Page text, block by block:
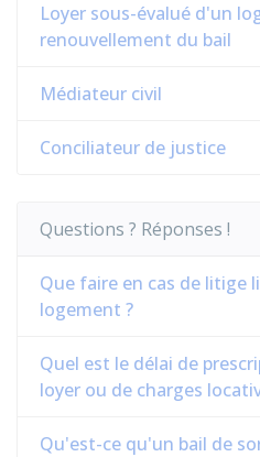
Loyer sous-évalué d'un
renouvellement du bail
Médiateur civil
Conciliateur de justice
Questions ? Réponses !
Que faire en cas de litige
logement ?
Quel est le délai de
loyer ou de charges
Qu'est-ce qu'un bail de